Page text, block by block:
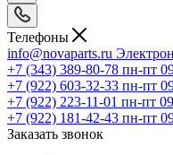
Телефоны
info@novaparts.ru
+7 (343) 389-80-78 пн-пт
+7 (922) 603-32-33 пн-пт
+7 (922) 223-11-01 пн-пт
+7 (922) 181-42-43 пн-пт
Заказать звонок